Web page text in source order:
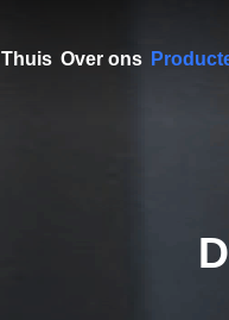
Thuis Over ons